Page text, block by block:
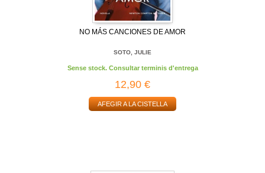
NO MÁS CANCIONES DE AMOR
SOTO, JULIE
Sense stock. Consultar terminis d'entrega
12,90 €
AFEGIR A LA CISTELLA